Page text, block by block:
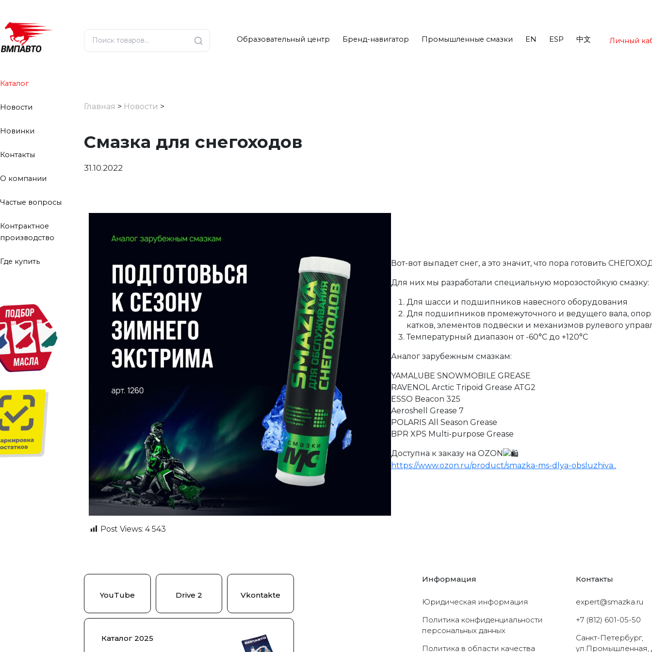
Каталог
Новости
Новинки
Контакты
О компании
Частые вопросы
Контрактное
производство
Где купить
Образовательный центр Бренд-навигатор Промышленные смазки EN ESP 中文 Личный
Главная > Новости >
Смазка для снегоходов
31.10.2022
Вот-вот выпадет снег, а это значит, что пора готовить
Для них мы разработали специальную морозостойкую смазку:
Для шасси и подшипников навесного оборудования
Для подшипников промежуточного и ведущего вала,
катков, элементов подвески и механизмов рулевого
Температурный диапазон от -60°C до +120°C
Аналог зарубежным смазкам:
YAMALUBE SNOWMOBILE GREASE
RAVENOL Arctic Tripoid Grease ATG2
ESSO Beacon 325
Aeroshell Grease 7
POLARIS All Season Grease
BPR XPS Multi-purpose Grease
Доступна к заказу на OZON
https://www.ozon.ru/product/smazka-ms-dlya-obsluzhiva..
Post Views: 4 543
YouTube Drive 2 Vkontakte
Каталог 2025
Информация
Юридическая информация
Политика конфиденциальности
персональных данных
Политика в области качества
Контакты
expert@smazka.ru
+7 (812) 601-05-50
Санкт-Петербург,
ул.Промышленная,